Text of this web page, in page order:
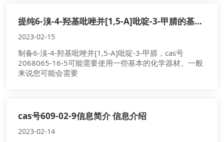
提纯6-溴-4-羟基吡唑并[1,5-A]吡啶-3-甲腈的基础器材有什么
2023-02-15
制备6-溴-4-羟基吡唑并[1,5-A]吡啶-3-甲腈，cas号
2068065-16-5可能需要使用一些基本的化学器材。一般
来说您可能会需要
cas号609-02-9信息简介 信息介绍
2023-02-14